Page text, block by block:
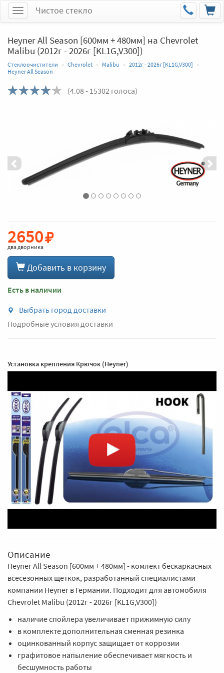
МенюЧистое стекло
Heyner All Season [600мм + 480мм] на Chevrolet
Malibu (2012г - 2026г [KL1G,V300])
Стеклоочистители Chevrolet Malibu
2012г - 2026г [KL1G,V300]
Heyner All Season
(4.08- 15302 голоса)
2650
два дворника
Добавить в корзину
Есть в наличии
Выбрать город доставки
Подробные условия доставки
Установка крепления Крючок (Heyner)
Описание
Heyner All Season [600мм + 480мм] - комлект бескаркасных
всесезонных щеткок, разработанный специалистами
компании Heyner в Германии. Подходит для автомобиля
Chevrolet Malibu (2012г - 2026г [KL1G,V300])
наличие спойлера увеличивает прижимную силу
в комплекте дополнительная сменная резинка
оцинкованный корпус защищает от коррозии
графитовое напыление обеспечивает мягкость и
бесшумность работы